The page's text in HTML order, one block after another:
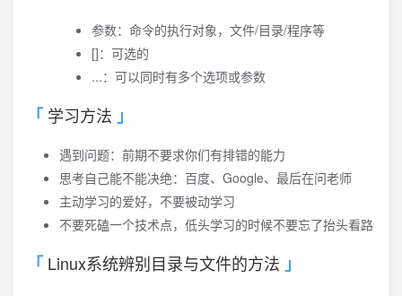
参数：命令的执行对象，文件/目录/程序等
[]：可选的
...：可以同时有多个选项或参数
学习方法
遇到问题：前期不要求你们有排错的能力
思考自己能不能决绝：百度、Google、最后在问老师
主动学习的爱好，不要被动学习
不要死磕一个技术点，低头学习的时候不要忘了抬头看路
Linux系统辨别目录与文件的方法